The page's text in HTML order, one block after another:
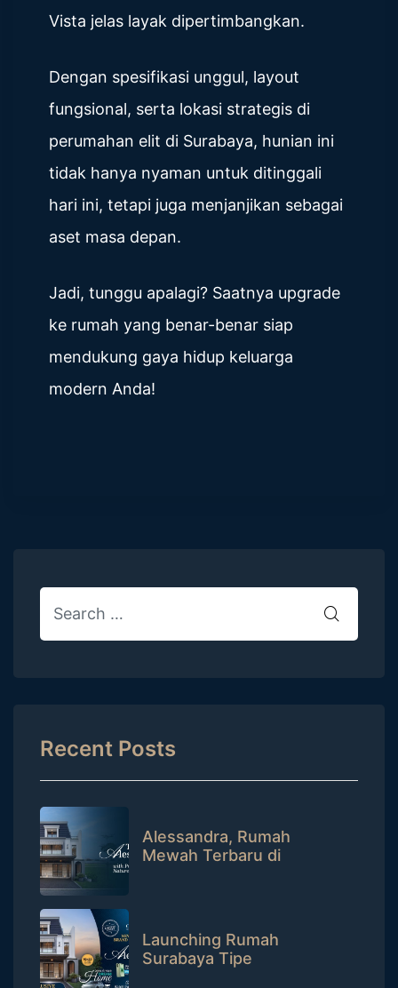
Vista jelas layak dipertimbangkan.
Dengan spesifikasi unggul, layout
fungsional, serta lokasi strategis di
perumahan elit di Surabaya, hunian ini
tidak hanya nyaman untuk ditinggali
hari ini, tetapi juga menjanjikan sebagai
aset masa depan.
Jadi, tunggu apalagi? Saatnya upgrade
ke rumah yang benar-benar siap
mendukung gaya hidup keluarga
modern Anda!
Recent Posts
Alessandra, Rumah
Mewah Terbaru di
Launching Rumah
Surabaya Tipe